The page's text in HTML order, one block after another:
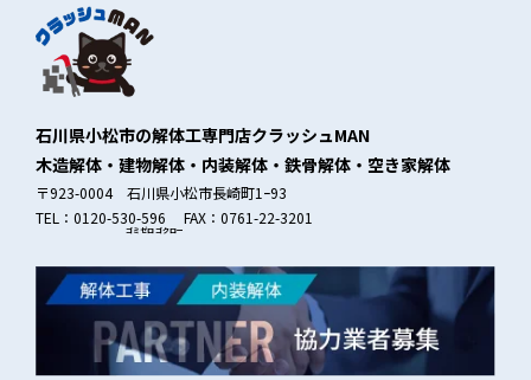
石川県小松市の解体工専門店クラッシュMAN
木造解体・建物解体・内装解体・鉄骨解体・空き家解体
〒923-0004 石川県小松市長崎町1ｰ93
TEL：0120-530-596 FAX：0761-22-3201
ゴミゼロゴクロー